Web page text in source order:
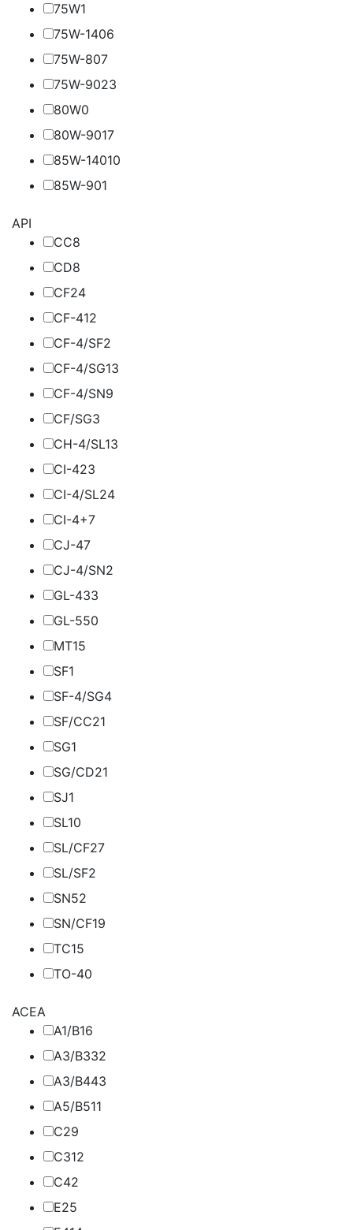
75W1
75W-1406
75W-807
75W-9023
80W0
80W-9017
85W-14010
85W-901
API
CC8
CD8
CF24
CF-412
CF-4/SF2
CF-4/SG13
CF-4/SN9
CF/SG3
CH-4/SL13
CI-423
CI-4/SL24
CI-4+7
CJ-47
CJ-4/SN2
GL-433
GL-550
MT15
SF1
SF-4/SG4
SF/CC21
SG1
SG/CD21
SJ1
SL10
SL/CF27
SL/SF2
SN52
SN/CF19
TC15
TO-40
ACEA
A1/B16
A3/B332
A3/B443
A5/B511
C29
C312
C42
E25